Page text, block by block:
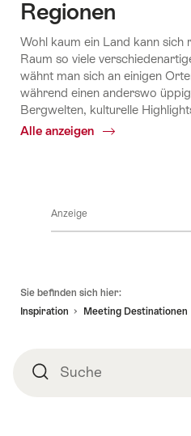
Regionen
Wohl kaum ein Land kann sich
Raum so viele
wähnt man sich an einigen
während einen anderswo
Bergwelten, kulturelle
Alle anzeigen
Common.Of
Anzeige
Sie befinden sich hier:
Inspiration
Meeting Destinationen
SucheSuche